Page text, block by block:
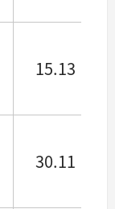
15.13
30.11